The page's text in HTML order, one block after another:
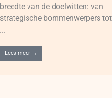
breedte van de doelwitten: van
strategische bommenwerpers tot
...
Lees meer →